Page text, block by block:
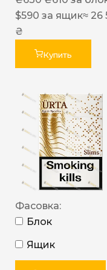
$590 за ящик≈ 26
₴
Купить
Фасовка:
Блок
Ящик